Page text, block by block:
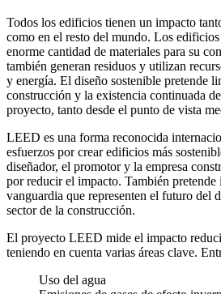
Todos los edificios tienen un impacto
como en el resto del mundo. Los
enorme cantidad de materiales para su
también generan residuos y utilizan
y energía. El diseño sostenible pretende
construcción y la existencia continuada
proyecto, tanto desde el punto de vista
LEED es una forma reconocida
esfuerzos por crear edificios más
diseñador, el promotor y la empresa
por reducir el impacto. También pretende
vanguardia que representen el futuro del
sector de la construcción.
El proyecto LEED mide el impacto
teniendo en cuenta varias áreas clave.
Uso del agua